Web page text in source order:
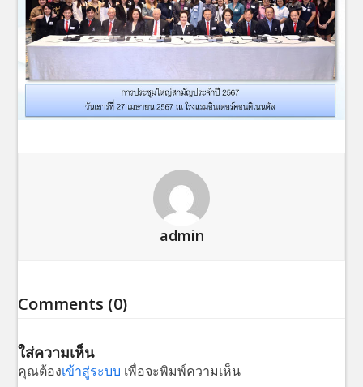
admin
Comments (0)
ใส่ความเห็น
คุณต้องเข้าสู่ระบบ เพื่อจะพิมพ์ความเห็น